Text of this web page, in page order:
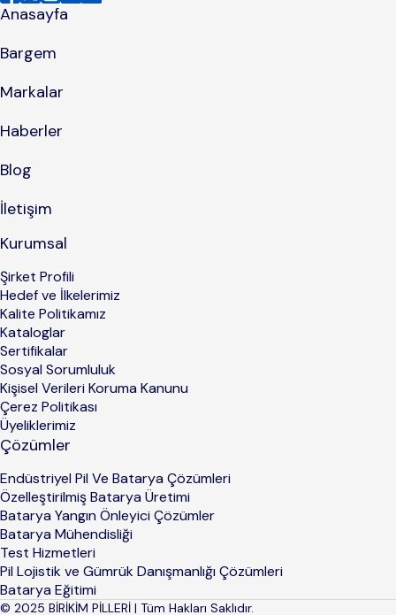
Anasayfa
Bargem
Markalar
Haberler
Blog
İletişim
Kurumsal
Şirket Profili
Hedef ve İlkelerimiz
Kalite Politikamız
Kataloglar
Sertifikalar
Sosyal Sorumluluk
Kişisel Verileri Koruma Kanunu
Çerez Politikası
Üyeliklerimiz
Çözümler
Endüstriyel Pil Ve Batarya Çözümleri
Özelleştirilmiş Batarya Üretimi
Batarya Yangın Önleyici Çözümler
Batarya Mühendisliği
Test Hizmetleri
Pil Lojistik ve Gümrük Danışmanlığı Çözümleri
Batarya Eğitimi
© 2025 BİRİKİM PİLLERİ | Tüm Hakları Saklıdır.